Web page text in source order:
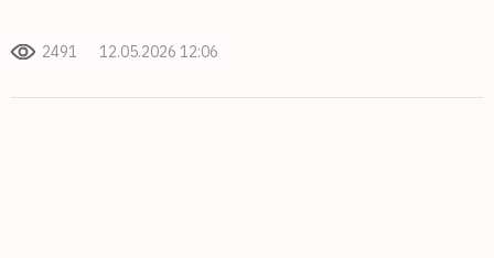
2491 12.05.2026 12:06